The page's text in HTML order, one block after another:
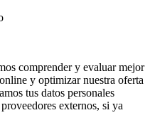
comprender y evaluar mejor
y optimizar nuestra oferta
tus datos personales
externos, si ya